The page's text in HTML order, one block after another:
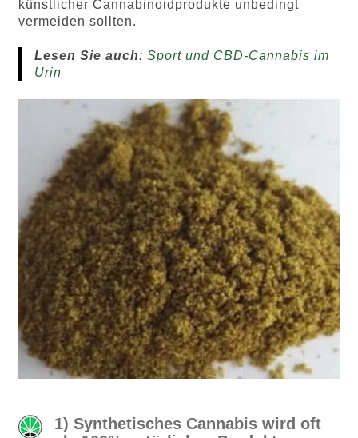
künstlicher Cannabinoidprodukte unbedingt
vermeiden sollten.
Lesen Sie auch: Sport und CBD-Cannabis im
Urin
1) Synthetisches Cannabis wird oft